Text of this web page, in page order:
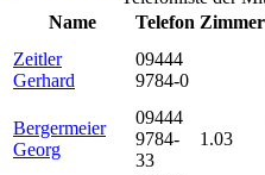
Name
Telefon Zimmer
Zeitler
Gerhard
09444
9784-0
Bergermeier
Georg
09444
9784-
33
1.03